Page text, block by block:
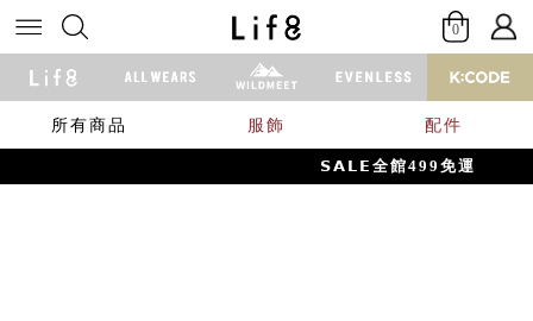
0
所有商品 服飾 配件
𝗦𝗔𝗟𝗘全館499免運